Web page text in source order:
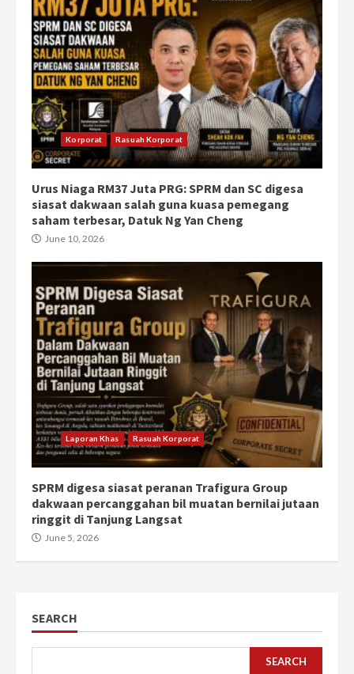
Korporat Rasuah Korporat
Urus Niaga RM37 Juta PRG: SPRM dan SC digesa
siasat dakwaan salah guna kuasa pemegang
saham terbesar, Datuk Ng Yan Cheng
June 10, 2026
Laporan Khas Rasuah Korporat
SPRM digesa siasat peranan Trafigura Group
dakwaan percanggahan bil muatan bernilai jutaan
ringgit di Tanjung Langsat
June 5, 2026
SEARCH
SEARCH